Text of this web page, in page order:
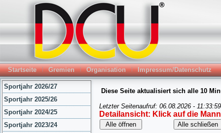
Startseite Gremien Organisation Impressum/Datenschutz
Sportjahr 2026/27
Sportjahr 2025/26
Sportjahr 2024/25
Sportjahr 2023/24